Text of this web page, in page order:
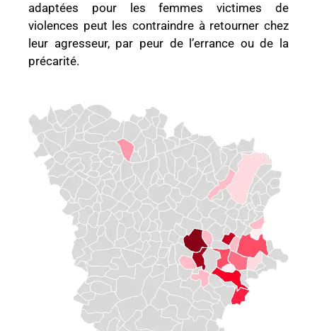
adaptées pour les femmes victimes de
violences peut les contraindre à retourner chez
leur agresseur, par peur de l’errance ou de la
précarité.